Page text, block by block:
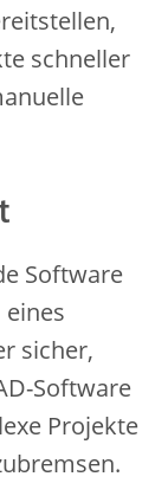
schneller
Software
sicher,
Software
Projekte